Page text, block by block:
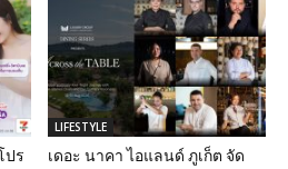
ปร
LIFESTYLE
เดอะ นาคา ไอแลนด์ ภูเก็ต จัด